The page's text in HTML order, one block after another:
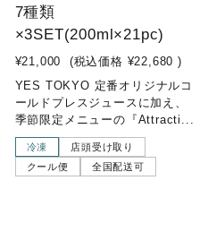
7種類
×3SET(200ml×21pc)
¥21,000 (税込価格 ¥22,680 )
YES TOKYO 定番オリジナルコ
ールドプレスジュースに加え、
季節限定メニューの『Attracti...
冷凍
店頭受け取り
クール便
全国配送可